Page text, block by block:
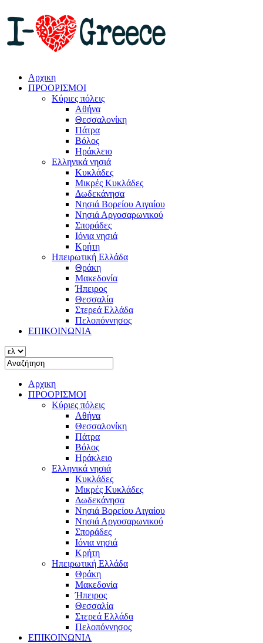
Αρχικη
ΠΡΟΟΡΙΣΜΟΙ
Κύριες πόλεις
Αθήνα
Θεσσαλονίκη
Πάτρα
Βόλος
Ηράκλειο
Ελληνικά νησιά
Κυκλάδες
Μικρές Κυκλάδες
Δωδεκάνησα
Νησιά Βορείου Αιγαίου
Νησιά Αργοσαρωνικού
Σποράδες
Ιόνια νησιά
Κρήτη
Ηπειρωτική Ελλάδα
Θράκη
Μακεδονία
Ήπειρος
Θεσσαλία
Στερεά Ελλάδα
Πελοπόννησος
ΕΠΙΚΟΙΝΩΝΙΑ
Αρχικη
ΠΡΟΟΡΙΣΜΟΙ
Κύριες πόλεις
Αθήνα
Θεσσαλονίκη
Πάτρα
Βόλος
Ηράκλειο
Ελληνικά νησιά
Κυκλάδες
Μικρές Κυκλάδες
Δωδεκάνησα
Νησιά Βορείου Αιγαίου
Νησιά Αργοσαρωνικού
Σποράδες
Ιόνια νησιά
Κρήτη
Ηπειρωτική Ελλάδα
Θράκη
Μακεδονία
Ήπειρος
Θεσσαλία
Στερεά Ελλάδα
Πελοπόννησος
ΕΠΙΚΟΙΝΩΝΙΑ